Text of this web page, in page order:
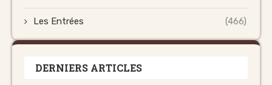
Les Entrées (466)
DERNIERS ARTICLES